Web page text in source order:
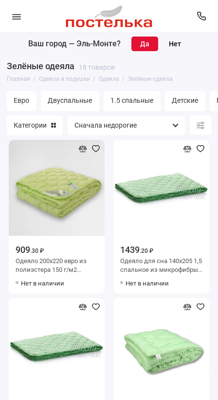
Ваш город — Эль-Монте?
Зелёные одеяла 18 товаров
Главная Одеяла и подушки Одеяла Зелёные одеяла
Евро Двуспальные 1.5 спальные Детские
Подушки
Наматрасники
Категории
909.30 ₽
Одеяло 200х220 евро из
полиэстера 150 г/м2
Нет в наличии
1439.20 ₽
Одеяло для сна 140х205 1,5
спальное из микрофибры
силиконизированное
Нет в наличии